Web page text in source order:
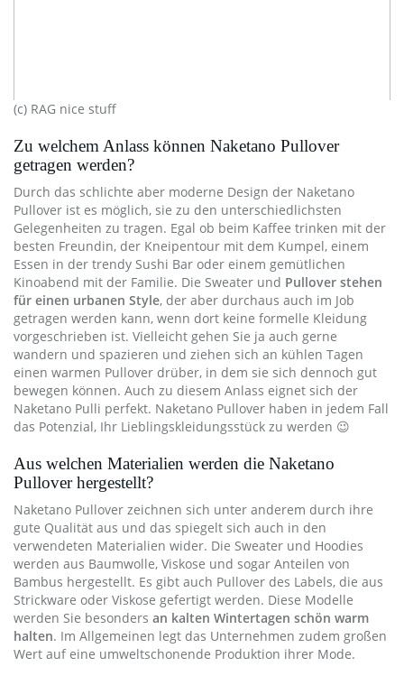
(c) RAG nice stuff
Zu welchem Anlass können Naketano Pullover
getragen werden?
Durch das schlichte aber moderne Design der Naketano
Pullover ist es möglich, sie zu den unterschiedlichsten
Gelegenheiten zu tragen. Egal ob beim Kaffee trinken mit der
besten Freundin, der Kneipentour mit dem Kumpel, einem
Essen in der trendy Sushi Bar oder einem gemütlichen
Kinoabend mit der Familie. Die Sweater und Pullover stehen
für einen urbanen Style, der aber durchaus auch im Job
getragen werden kann, wenn dort keine formelle Kleidung
vorgeschrieben ist. Vielleicht gehen Sie ja auch gerne
wandern und spazieren und ziehen sich an kühlen Tagen
einen warmen Pullover drüber, in dem sie sich dennoch gut
bewegen können. Auch zu diesem Anlass eignet sich der
Naketano Pulli perfekt. Naketano Pullover haben in jedem Fall
das Potenzial, Ihr Lieblingskleidungsstück zu werden 😉
Aus welchen Materialien werden die Naketano
Pullover hergestellt?
Naketano Pullover zeichnen sich unter anderem durch ihre
gute Qualität aus und das spiegelt sich auch in den
verwendeten Materialien wider. Die Sweater und Hoodies
werden aus Baumwolle, Viskose und sogar Anteilen von
Bambus hergestellt. Es gibt auch Pullover des Labels, die aus
Strickware oder Viskose gefertigt werden. Diese Modelle
werden Sie besonders an kalten Wintertagen schön warm
halten. Im Allgemeinen legt das Unternehmen zudem großen
Wert auf eine umweltschonende Produktion ihrer Mode.